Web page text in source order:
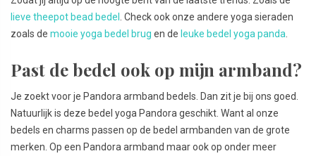
lieve theepot bead bedel
. Check ook onze andere yoga sieraden
zoals de mooie yoga bedel brug en de leuke bedel yoga panda
Past de bedel ook op mijn armband?
Je zoekt voor je Pandora armband bedels. Dan zit je bij ons goed.
Natuurlijk is deze bedel yoga Pandora geschikt. Want al onze
bedels en charms passen op de bedel armbanden van de grote
merken. Op een Pandora armband maar ook op onder meer